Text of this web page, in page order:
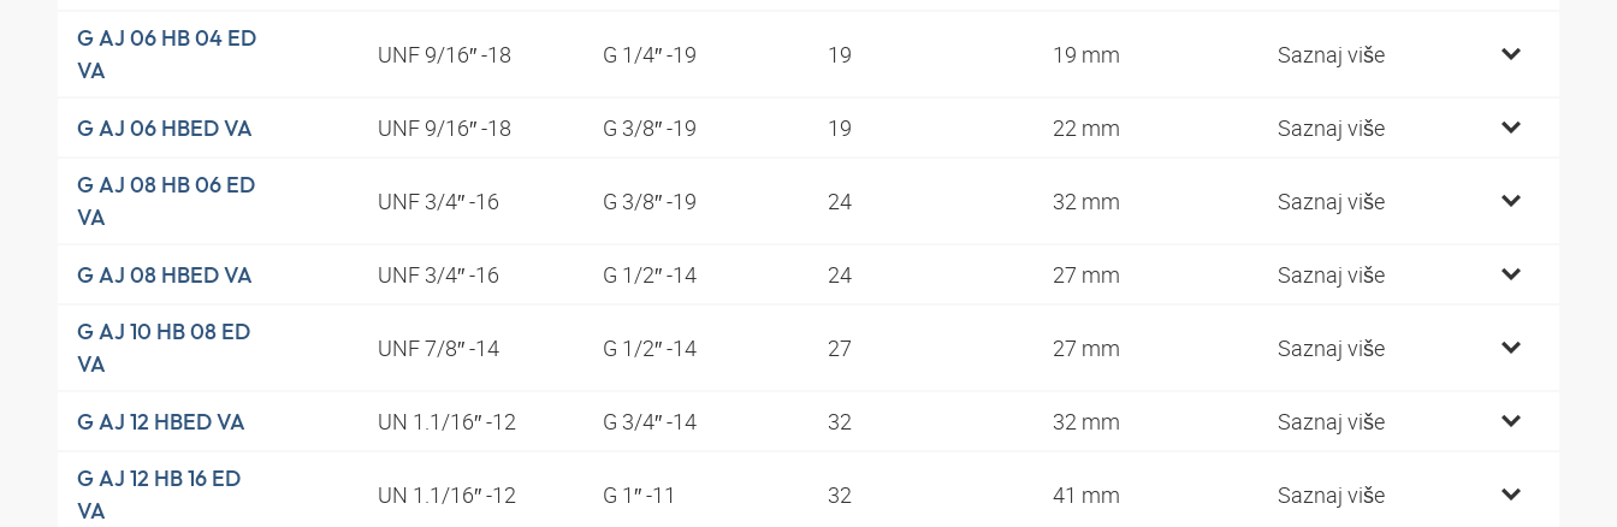
G AJ 06 HB 04 ED
VA
UNF 9/16″ -18 G 1/4″ -19 19 19 mm Saznaj više
G AJ 06 HBED VA UNF 9/16″ -18 G 3/8″ -19 19 22 mm Saznaj više
G AJ 08 HB 06 ED
VA
UNF 3/4″ -16 G 3/8″ -19 24 32 mm Saznaj više
G AJ 08 HBED VA UNF 3/4″ -16 G 1/2″ -14 24 27 mm Saznaj više
G AJ 10 HB 08 ED
VA
UNF 7/8″ -14 G 1/2″ -14 27 27 mm Saznaj više
G AJ 12 HBED VA UN 1.1/16″ -12 G 3/4″ -14 32 32 mm Saznaj više
G AJ 12 HB 16 ED
VA
UN 1.1/16″ -12 G 1″ -11 32 41 mm Saznaj više